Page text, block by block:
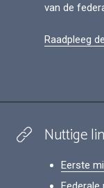
van de
Raadpleeg
Nuttige
Eerste